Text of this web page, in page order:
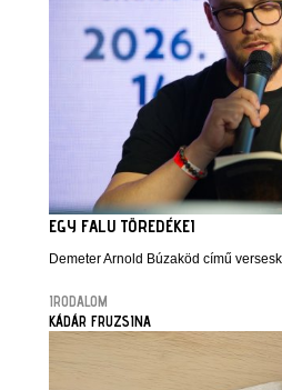
EGY FALU TÖREDÉKEI
Demeter Arnold Búzaköd című
IRODALOM
KÁDÁR FRUZSINA